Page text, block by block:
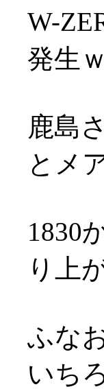
W-
発生ｗ
鹿島
とメ
1830
り上
ふな
いち